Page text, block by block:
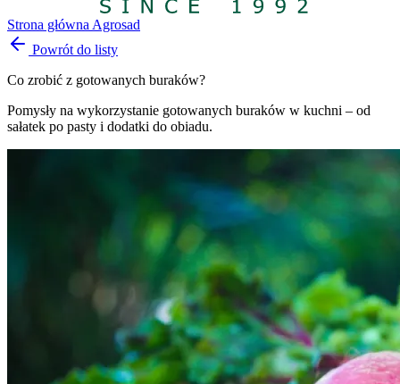
Strona główna Agrosad
Powrót do listy
Co zrobić z gotowanych buraków?
Pomysły na wykorzystanie gotowanych buraków w kuchni – od
sałatek po pasty i dodatki do obiadu.